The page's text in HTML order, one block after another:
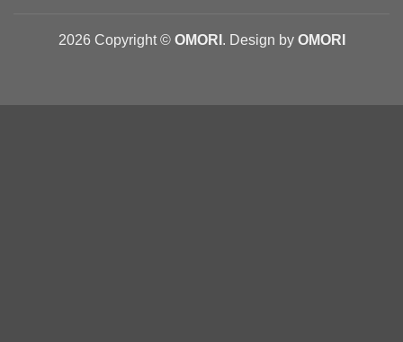
2026 Copyright © OMORI . Design by OMORI